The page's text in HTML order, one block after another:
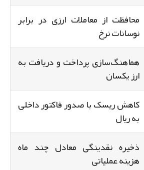
محافظت از معاملات ارزی در برابر
نوسانات نرخ
هماهنگ‌سازی پرداخت و دریافت به
ارز یکسان
کاهش ریسک با صدور فاکتور داخلی
به ریال
ذخیره نقدینگی معادل چند ماه
هزینه عملیاتی